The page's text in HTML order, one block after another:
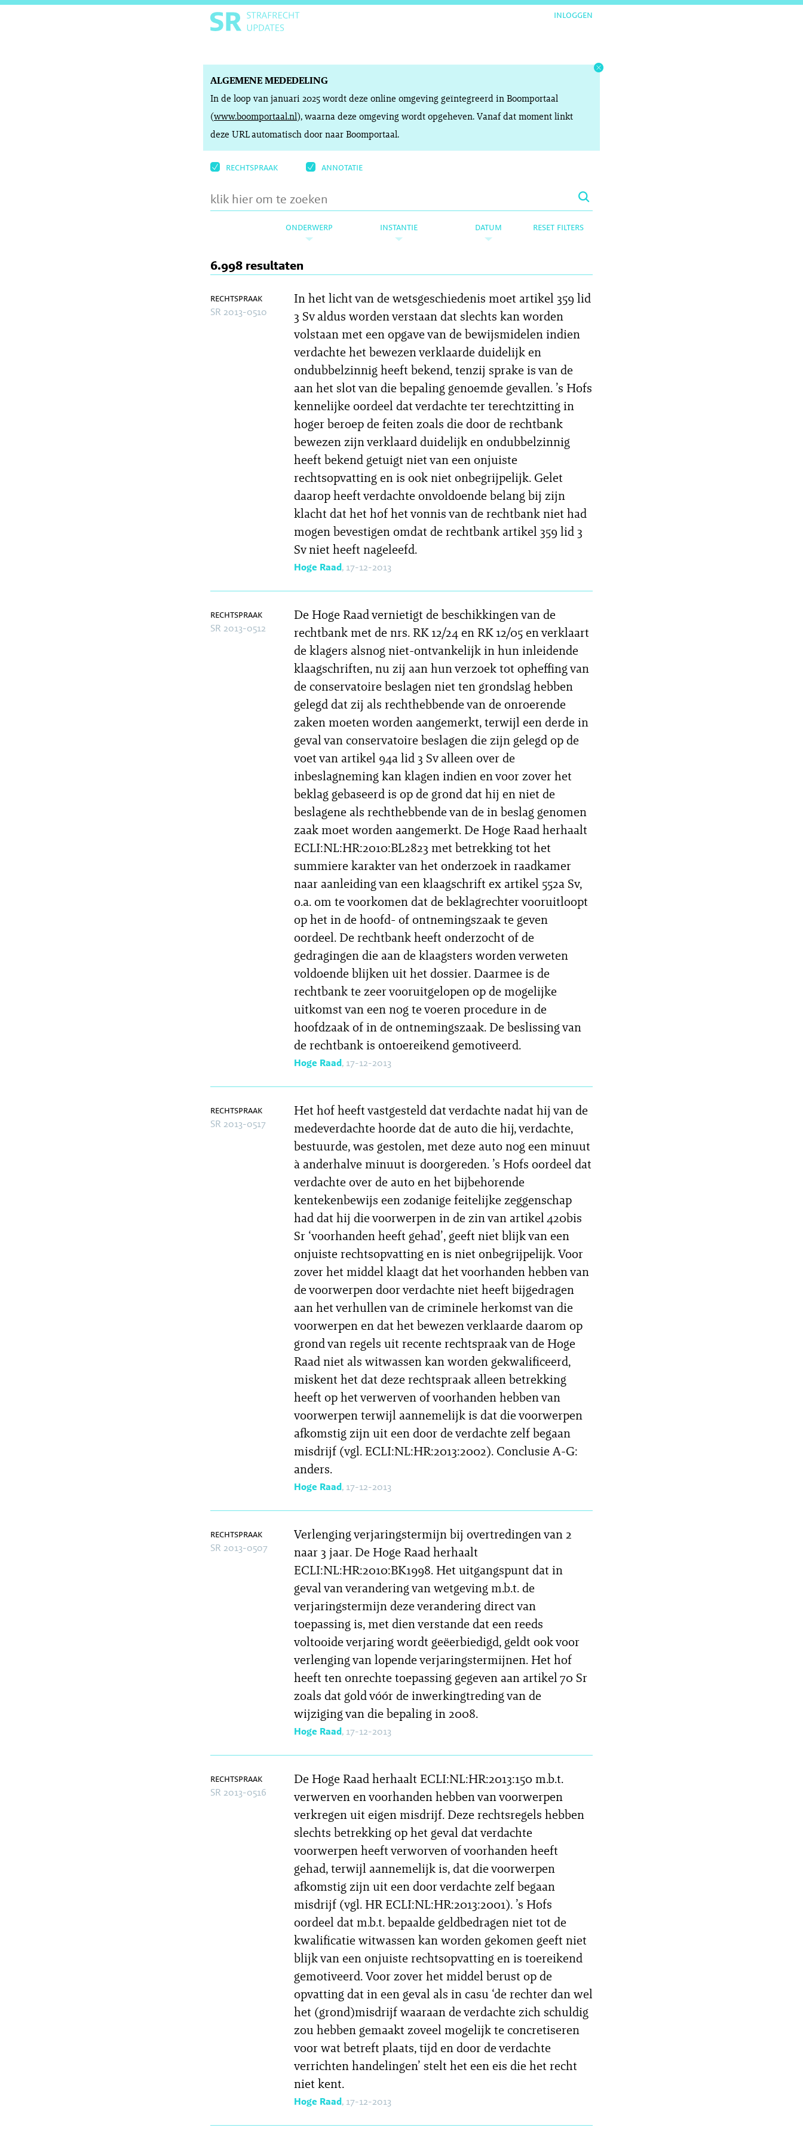
inloggen
ALGEMENE MEDEDELING
In de loop van januari 2025 wordt deze online omgeving geïntegreerd in Boomportaal
(www.boomportaal.nl), waarna deze omgeving wordt opgeheven. Vanaf dat moment linkt
deze URL automatisch door naar Boomportaal.
rechtspraak annotatie
onderwerp instantie datum reset filters
6.998 resultaten
rechtspraak
SR 2013-0510
In het licht van de wetsgeschiedenis moet artikel 359 lid
3 Sv aldus worden verstaan dat slechts kan worden
volstaan met een opgave van de bewijsmidelen indien
verdachte het bewezen verklaarde duidelijk en
ondubbelzinnig heeft bekend, tenzij sprake is van de
aan het slot van die bepaling genoemde gevallen. ’s Hofs
kennelijke oordeel dat verdachte ter terechtzitting in
hoger beroep de feiten zoals die door de rechtbank
bewezen zijn verklaard duidelijk en ondubbelzinnig
heeft bekend getuigt niet van een onjuiste
rechtsopvatting en is ook niet onbegrijpelijk. Gelet
daarop heeft verdachte onvoldoende belang bij zijn
klacht dat het hof het vonnis van de rechtbank niet had
mogen bevestigen omdat de rechtbank artikel 359 lid 3
Sv niet heeft nageleefd.
Hoge Raad, 17-12-2013
rechtspraak
SR 2013-0512
De Hoge Raad vernietigt de beschikkingen van de
rechtbank met de nrs. RK 12/24 en RK 12/05 en verklaart
de klagers alsnog niet-ontvankelijk in hun inleidende
klaagschriften, nu zij aan hun verzoek tot opheffing van
de conservatoire beslagen niet ten grondslag hebben
gelegd dat zij als rechthebbende van de onroerende
zaken moeten worden aangemerkt, terwijl een derde in
geval van conservatoire beslagen die zijn gelegd op de
voet van artikel 94a lid 3 Sv alleen over de
inbeslagneming kan klagen indien en voor zover het
beklag gebaseerd is op de grond dat hij en niet de
beslagene als rechthebbende van de in beslag genomen
zaak moet worden aangemerkt. De Hoge Raad herhaalt
ECLI:NL:HR:2010:BL2823 met betrekking tot het
summiere karakter van het onderzoek in raadkamer
naar aanleiding van een klaagschrift ex artikel 552a Sv,
o.a. om te voorkomen dat de beklagrechter vooruitloopt
op het in de hoofd- of ontnemingszaak te geven
oordeel. De rechtbank heeft onderzocht of de
gedragingen die aan de klaagsters worden verweten
voldoende blijken uit het dossier. Daarmee is de
rechtbank te zeer vooruitgelopen op de mogelijke
uitkomst van een nog te voeren procedure in de
hoofdzaak of in de ontnemingszaak. De beslissing van
de rechtbank is ontoereikend gemotiveerd.
Hoge Raad, 17-12-2013
rechtspraak
SR 2013-0517
Het hof heeft vastgesteld dat verdachte nadat hij van de
medeverdachte hoorde dat de auto die hij, verdachte,
bestuurde, was gestolen, met deze auto nog een minuut
à anderhalve minuut is doorgereden. ’s Hofs oordeel dat
verdachte over de auto en het bijbehorende
kentekenbewijs een zodanige feitelijke zeggenschap
had dat hij die voorwerpen in de zin van artikel 420bis
Sr ‘voorhanden heeft gehad’, geeft niet blijk van een
onjuiste rechtsopvatting en is niet onbegrijpelijk. Voor
zover het middel klaagt dat het voorhanden hebben van
de voorwerpen door verdachte niet heeft bijgedragen
aan het verhullen van de criminele herkomst van die
voorwerpen en dat het bewezen verklaarde daarom op
grond van regels uit recente rechtspraak van de Hoge
Raad niet als witwassen kan worden gekwalificeerd,
miskent het dat deze rechtspraak alleen betrekking
heeft op het verwerven of voorhanden hebben van
voorwerpen terwijl aannemelijk is dat die voorwerpen
afkomstig zijn uit een door de verdachte zelf begaan
misdrijf (vgl. ECLI:NL:HR:2013:2002). Conclusie A-G:
anders.
Hoge Raad, 17-12-2013
rechtspraak
SR 2013-0507
Verlenging verjaringstermijn bij overtredingen van 2
naar 3 jaar. De Hoge Raad herhaalt
ECLI:NL:HR:2010:BK1998. Het uitgangspunt dat in
geval van verandering van wetgeving m.b.t. de
verjaringstermijn deze verandering direct van
toepassing is, met dien verstande dat een reeds
voltooide verjaring wordt geëerbiedigd, geldt ook voor
verlenging van lopende verjaringstermijnen. Het hof
heeft ten onrechte toepassing gegeven aan artikel 70 Sr
zoals dat gold vóór de inwerkingtreding van de
wijziging van die bepaling in 2008.
Hoge Raad, 17-12-2013
rechtspraak
SR 2013-0516
De Hoge Raad herhaalt ECLI:NL:HR:2013:150 m.b.t.
verwerven en voorhanden hebben van voorwerpen
verkregen uit eigen misdrijf. Deze rechtsregels hebben
slechts betrekking op het geval dat verdachte
voorwerpen heeft verworven of voorhanden heeft
gehad, terwijl aannemelijk is, dat die voorwerpen
afkomstig zijn uit een door verdachte zelf begaan
misdrijf (vgl. HR ECLI:NL:HR:2013:2001). ’s Hofs
oordeel dat m.b.t. bepaalde geldbedragen niet tot de
kwalificatie witwassen kan worden gekomen geeft niet
blijk van een onjuiste rechtsopvatting en is toereikend
gemotiveerd. Voor zover het middel berust op de
opvatting dat in een geval als in casu ‘de rechter dan wel
het (grond)misdrijf waaraan de verdachte zich schuldig
zou hebben gemaakt zoveel mogelijk te concretiseren
voor wat betreft plaats, tijd en door de verdachte
verrichten handelingen’ stelt het een eis die het recht
niet kent.
Hoge Raad, 17-12-2013